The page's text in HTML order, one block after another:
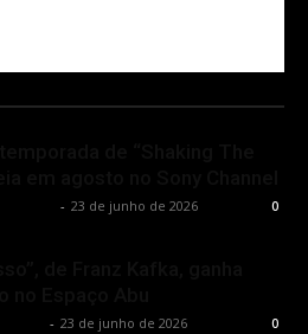
- 23 de junho de 2026 0
- 23 de junho de 2026 0